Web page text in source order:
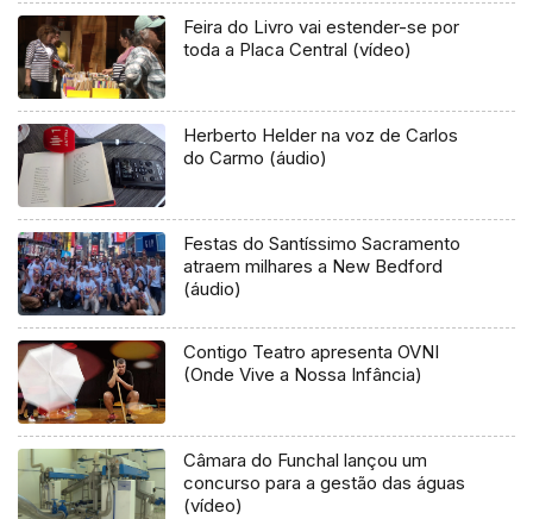
Feira do Livro vai estender-se por
toda a Placa Central (vídeo)
Herberto Helder na voz de Carlos
do Carmo (áudio)
Festas do Santíssimo Sacramento
atraem milhares a New Bedford
(áudio)
Contigo Teatro apresenta OVNI
(Onde Vive a Nossa Infância)
Câmara do Funchal lançou um
concurso para a gestão das águas
(vídeo)